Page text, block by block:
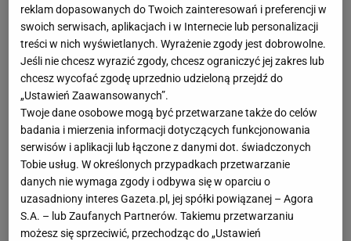
Stek w kruszonym pieprzu
Czas przygotowania do godziny
Poziom trudności średni
Można zamrażać? Nie
reklam dopasowanych do Twoich zainteresowań i preferencji w
swoich serwisach, aplikacjach i w Internecie lub personalizacji
treści w nich wyświetlanych. Wyrażenie zgody jest dobrowolne.
Jeśli nie chcesz wyrazić zgody, chcesz ograniczyć jej zakres lub
chcesz wycofać zgodę uprzednio udzieloną przejdź do
„Ustawień Zaawansowanych”.
Twoje dane osobowe mogą być przetwarzane także do celów
badania i mierzenia informacji dotyczących funkcjonowania
serwisów i aplikacji lub łączone z danymi dot. świadczonych
Tobie usług. W określonych przypadkach przetwarzanie
danych nie wymaga zgody i odbywa się w oparciu o
uzasadniony interes Gazeta.pl, jej spółki powiązanej – Agora
S.A. – lub Zaufanych Partnerów. Takiemu przetwarzaniu
możesz się sprzeciwić, przechodząc do „Ustawień